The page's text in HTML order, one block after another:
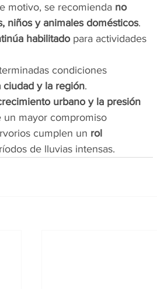
motivo, se recomienda no
niños y animales domésticos.
habilitado para actividades
condiciones
ciudad y la región.
urbano y la presión
un mayor compromiso
cumplen un rol
de lluvias intensas.